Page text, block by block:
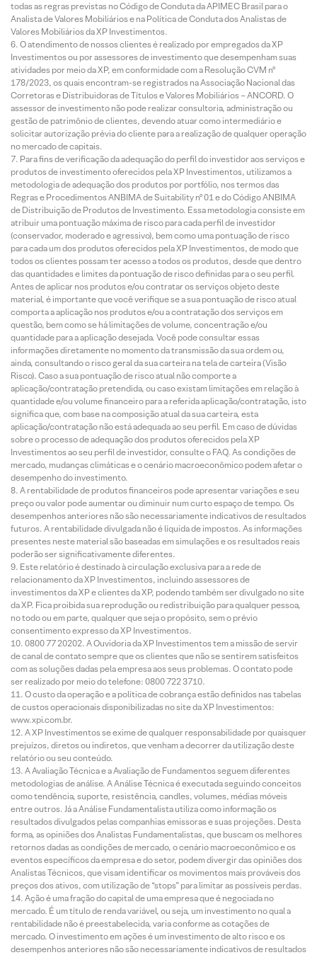
todas as regras previstas no Código de Conduta da APIMEC Brasil para o
Analista de Valores Mobiliários e na Política de Conduta dos Analistas de
Valores Mobiliários da XP Investimentos.
O atendimento de nossos clientes é realizado por empregados da XP
Investimentos ou por assessores de investimento que desempenham suas
atividades por meio da XP, em conformidade com a Resolução CVM nº
178/2023, os quais encontram-se registrados na Associação Nacional das
Corretoras e Distribuidoras de Títulos e Valores Mobiliários – ANCORD. O
assessor de investimento não pode realizar consultoria, administração ou
gestão de patrimônio de clientes, devendo atuar como intermediário e
solicitar autorização prévia do cliente para a realização de qualquer operação
no mercado de capitais.
Para fins de verificação da adequação do perfil do investidor aos serviços e
produtos de investimento oferecidos pela XP Investimentos, utilizamos a
metodologia de adequação dos produtos por portfólio, nos termos das
Regras e Procedimentos ANBIMA de Suitability nº 01 e do Código ANBIMA
de Distribuição de Produtos de Investimento. Essa metodologia consiste em
atribuir uma pontuação máxima de risco para cada perfil de investidor
(conservador, moderado e agressivo), bem como uma pontuação de risco
para cada um dos produtos oferecidos pela XP Investimentos, de modo que
todos os clientes possam ter acesso a todos os produtos, desde que dentro
das quantidades e limites da pontuação de risco definidas para o seu perfil.
Antes de aplicar nos produtos e/ou contratar os serviços objeto deste
material, é importante que você verifique se a sua pontuação de risco atual
comporta a aplicação nos produtos e/ou a contratação dos serviços em
questão, bem como se há limitações de volume, concentração e/ou
quantidade para a aplicação desejada. Você pode consultar essas
informações diretamente no momento da transmissão da sua ordem ou,
ainda, consultando o risco geral da sua carteira na tela de carteira (Visão
Risco). Caso a sua pontuação de risco atual não comporte a
aplicação/contratação pretendida, ou caso existam limitações em relação à
quantidade e/ou volume financeiro para a referida aplicação/contratação, isto
significa que, com base na composição atual da sua carteira, esta
aplicação/contratação não está adequada ao seu perfil. Em caso de dúvidas
sobre o processo de adequação dos produtos oferecidos pela XP
Investimentos ao seu perfil de investidor, consulte o FAQ. As condições de
mercado, mudanças climáticas e o cenário macroeconômico podem afetar o
desempenho do investimento.
A rentabilidade de produtos financeiros pode apresentar variações e seu
preço ou valor pode aumentar ou diminuir num curto espaço de tempo. Os
desempenhos anteriores não são necessariamente indicativos de resultados
futuros. A rentabilidade divulgada não é líquida de impostos. As informações
presentes neste material são baseadas em simulações e os resultados reais
poderão ser significativamente diferentes.
Este relatório é destinado à circulação exclusiva para a rede de
relacionamento da XP Investimentos, incluindo assessores de
investimentos da XP e clientes da XP, podendo também ser divulgado no site
da XP. Fica proibida sua reprodução ou redistribuição para qualquer pessoa,
no todo ou em parte, qualquer que seja o propósito, sem o prévio
consentimento expresso da XP Investimentos.
0800 77 20202. A Ouvidoria da XP Investimentos tem a missão de servir
de canal de contato sempre que os clientes que não se sentirem satisfeitos
com as soluções dadas pela empresa aos seus problemas. O contato pode
ser realizado por meio do telefone: 0800 722 3710.
O custo da operação e a política de cobrança estão definidos nas tabelas
de custos operacionais disponibilizadas no site da XP Investimentos:
www.xpi.com.br.
A XP Investimentos se exime de qualquer responsabilidade por quaisquer
prejuízos, diretos ou indiretos, que venham a decorrer da utilização deste
relatório ou seu conteúdo.
A Avaliação Técnica e a Avaliação de Fundamentos seguem diferentes
metodologias de análise. A Análise Técnica é executada seguindo conceitos
como tendência, suporte, resistência, candles, volumes, médias móveis
entre outros. Já a Análise Fundamentalista utiliza como informação os
resultados divulgados pelas companhias emissoras e suas projeções. Desta
forma, as opiniões dos Analistas Fundamentalistas, que buscam os melhores
retornos dadas as condições de mercado, o cenário macroeconômico e os
eventos específicos da empresa e do setor, podem divergir das opiniões dos
Analistas Técnicos, que visam identificar os movimentos mais prováveis dos
preços dos ativos, com utilização de “stops” para limitar as possíveis perdas.
Ação é uma fração do capital de uma empresa que é negociada no
mercado. É um título de renda variável, ou seja, um investimento no qual a
rentabilidade não é preestabelecida, varia conforme as cotações de
mercado. O investimento em ações é um investimento de alto risco e os
desempenhos anteriores não são necessariamente indicativos de resultados